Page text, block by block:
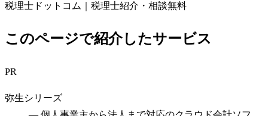
税理士ドットコム｜税理士紹介・相談無料
このページで紹介したサービス
PR
弥生シリーズ